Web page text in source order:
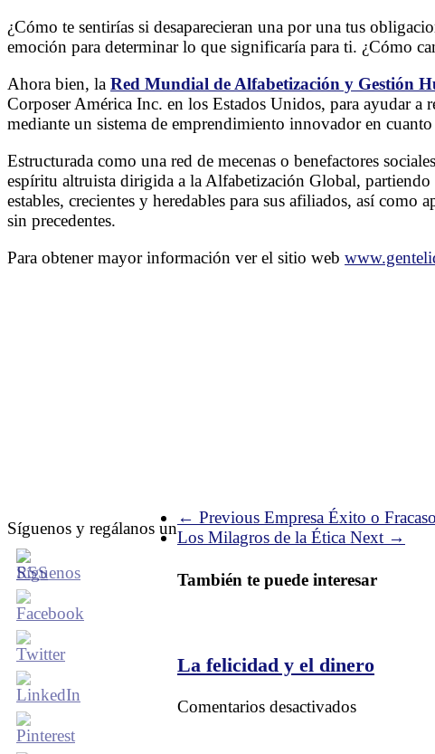
¿Cómo te sentirías si desaparecieran una por una tus
emoción para determinar lo que significaría para ti. ¿Cómo
Ahora bien, la Red Mundial de Alfabetización y Gestión
Corposer América Inc. en los Estados Unidos, para ayudar a
mediante un sistema de emprendimiento innovador en cuanto
Estructurada como una red de mecenas o benefactores
espíritu altruista dirigida a la Alfabetización Global,
estables, crecientes y heredables para sus afiliados, así
sin precedentes.
Para obtener mayor información ver el sitio web
Síguenos y regálanos un
← Previous Empresa Éxito o Fracaso
Los Milagros de la Ética Next →
También te puede interesar
La felicidad y el dinero
Comentarios desactivadosen